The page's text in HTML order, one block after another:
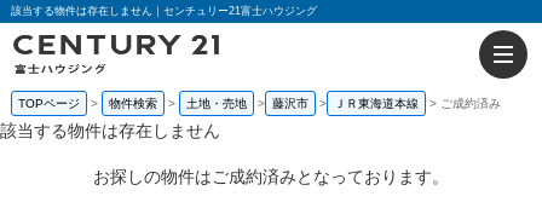
該当する物件は存在しません｜センチュリー21富士ハウジング
TOPページ 物件検索 土地・売地 藤沢市 ＪＲ東海道本線 ご成約済み
該当する物件は存在しません
お探しの物件はご成約済みとなっております。